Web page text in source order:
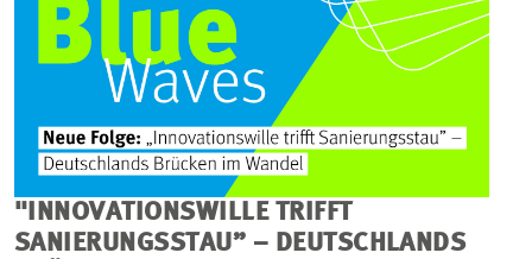
"INNOVATIONSWILLE TRIFFT
SANIERUNGSSTAU” – DEUTSCHLANDS